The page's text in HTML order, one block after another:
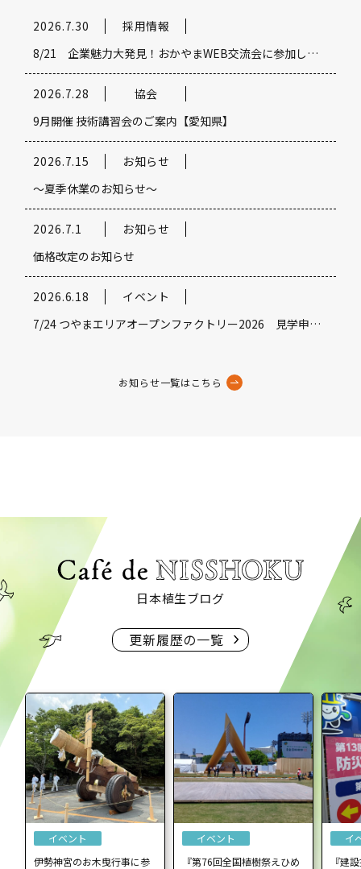
2026.7.30
採用情報
8/21 企業魅力大発見！おかやまWEB交流会に参加します！
2026.7.28
協会
9月開催 技術講習会のご案内【愛知県】
2026.7.15
お知らせ
～夏季休業のお知らせ～
2026.7.1
お知らせ
価格改定のお知らせ
2026.6.18
イベント
7/24 つやまエリアオープンファクトリー2026 見学申込受付中！
お知らせ一覧はこちら
日本植生ブログ
更新履歴の一覧
行事に参
『第76回全国植樹祭えひめ
『建設技術フェア2025 in 中